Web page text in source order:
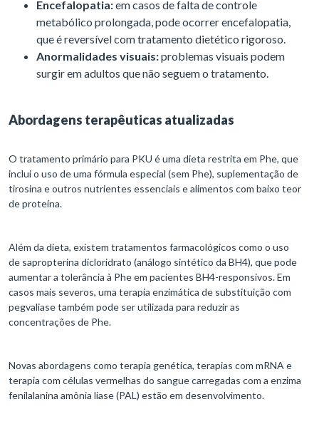
Encefalopatia:em casos de falta de controle
metabólico prolongada, pode ocorrer encefalopatia,
que é reversível com tratamento dietético rigoroso.
Anormalidades visuais:problemas visuais podem
surgir em adultos que não seguem o tratamento.
Abordagens terapêuticas atualizadas
O tratamento primário para PKU é uma dieta restrita em Phe, que
inclui o uso de uma fórmula especial (sem Phe), suplementação de
tirosina e outros nutrientes essenciais e alimentos com baixo teor
de proteína.
Além da dieta, existem tratamentos farmacológicos como o uso
de sapropterina dicloridrato (análogo sintético da BH4), que pode
aumentar a tolerância à Phe em pacientes BH4-responsivos. Em
casos mais severos, uma terapia enzimática de substituição com
pegvaliase também pode ser utilizada para reduzir as
concentrações de Phe.
Novas abordagens como terapia genética, terapias com mRNA e
terapia com células vermelhas do sangue carregadas com a enzima
fenilalanina amônia liase (PAL) estão em desenvolvimento.